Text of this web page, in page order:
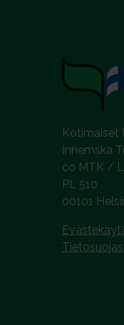
Kotimaiset
Inhemska
co MTK /
PL 510
00101